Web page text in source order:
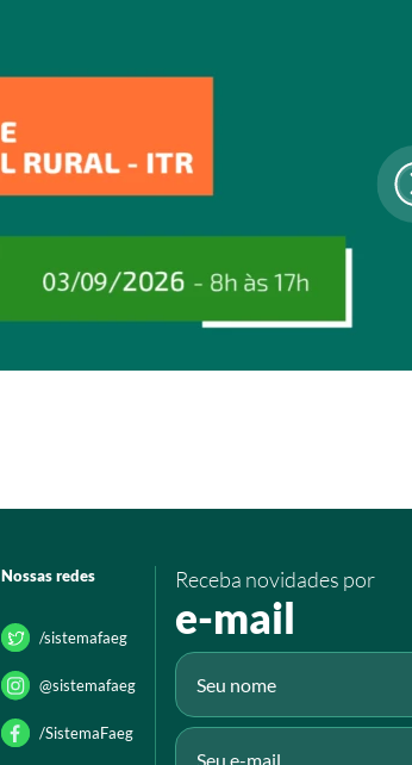
Nossas redes
/sistemafaeg
@sistemafaeg
/SistemaFaeg
Receba novidades por
e-mail